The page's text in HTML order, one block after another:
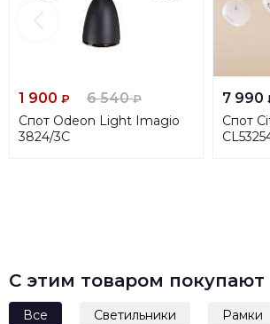
1 900 ₽ 6 540₽
Спот Odeon Light Imagio
3824/3C
7 990
Спот
С этим товаром покупают
Все Светильники Рамки